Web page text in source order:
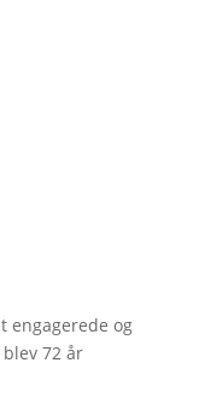
engagerede og
72 år